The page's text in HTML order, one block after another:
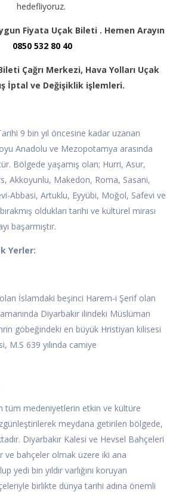
hedefliyoruz.
Fiyata Uçak Bileti . Hemen Arayın
0850 532 80 40
Çağrı Merkezi, Hava Yolları Uçak
İptal ve Değişiklik işlemleri.
9 bin yıl öncesine kadar uzanan
Anadolu ve Mezopotamya arasında
Bölgede yaşamış olan; Hurri, Asur,
Akkoyunlu, Makedon, Roma, Sasani,
Abbasi, Artuklu, Eyyübi, Moğol, Safevi ve
oldukları tarihi ve kültürel mirası
başarmıştır.
Yerler:
İslamdaki beşinci Harem-i Şerif olan
Diyarbakır ilindeki Müslüman
göbeğindeki en büyük Hristiyan kilisesi
M.S 639 yılında camiye
tüm medeniyetlerin etkin ve kültüre
meydana getirilen bölgede,
Diyarbakır Kalesi ve Hevsel Bahçeleri
ve bahçeler olmak üzere iki ana
yedi bin yıldır varlığını koruyan
birlikte dünya tarihi adına önemli